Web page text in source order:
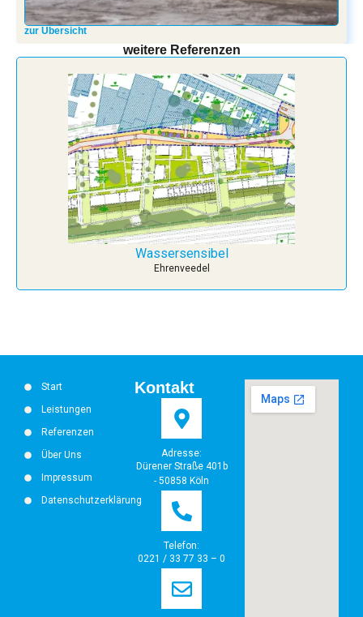
zur Übersicht
weitere Referenzen
Wassersensibel
Ehrenveedel
Start
Leistungen
Referenzen
Über Uns
Impressum
Datenschutzerklärung
Kontakt
Adresse:
Dürener Straße 401b
- 50858 Köln
Telefon:
0221 / 33 77 33 – 0